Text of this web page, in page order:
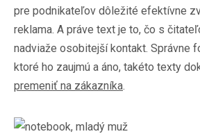
pre podnikateľov dôležité efektívne
reklama. A práve text je to, čo s
nadviaže osobitejší kontakt. Správne
ktoré ho zaujmú a áno, takéto texty
premeniť na zákazníka.